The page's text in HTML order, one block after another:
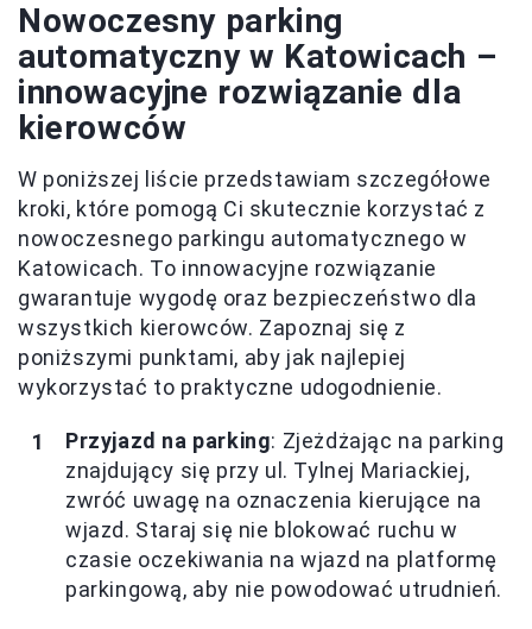
Nowoczesny parking
automatyczny w Katowicach –
innowacyjne rozwiązanie dla
kierowców
W poniższej liście przedstawiam szczegółowe
kroki, które pomogą Ci skutecznie korzystać z
nowoczesnego parkingu automatycznego w
Katowicach. To innowacyjne rozwiązanie
gwarantuje wygodę oraz bezpieczeństwo dla
wszystkich kierowców. Zapoznaj się z
poniższymi punktami, aby jak najlepiej
wykorzystać to praktyczne udogodnienie.
Przyjazd na parking: Zjeżdżając na parking
znajdujący się przy ul. Tylnej Mariackiej,
zwróć uwagę na oznaczenia kierujące na
wjazd. Staraj się nie blokować ruchu w
czasie oczekiwania na wjazd na platformę
parkingową, aby nie powodować utrudnień.